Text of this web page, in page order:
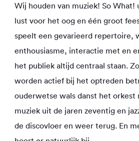
Wij houden van muziek! So What!
lust voor het oog en één groot
speelt een gevarieerd repertoire,
enthousiasme, interactie met en
het publiek altijd centraal staan.
worden actief bij het optreden
ouderwetse wals danst het orkest
muziek uit de jaren zeventig en
de discovloer en weer terug. En